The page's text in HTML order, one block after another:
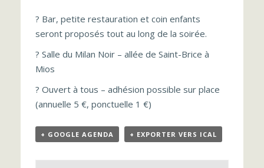
? Bar, petite restauration et coin enfants
seront proposés tout au long de la soirée.
? Salle du Milan Noir – allée de Saint-Brice à
Mios
? Ouvert à tous – adhésion possible sur place
(annuelle 5 €, ponctuelle 1 €)
+ GOOGLE AGENDA + EXPORTER VERS ICAL